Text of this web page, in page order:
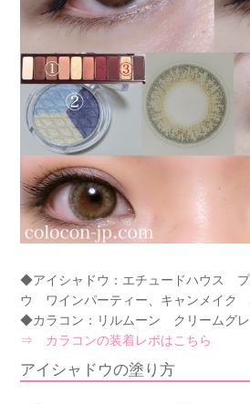
◆アイシャドウ：エチュードハウス プ
ウ ワインパーティー、キャンメイク
◆カラコン：リルムーン クリームグレ
⇒ カラコンの装着レポはこちら
アイシャドウの塗り方